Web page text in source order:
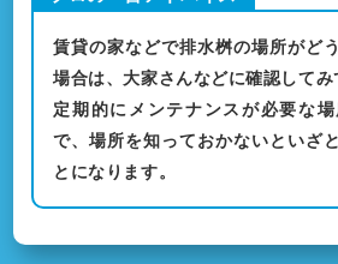
賃貸の家などで排水桝の場所がど
場合は、大家さんなどに確認してみ
定期的にメンテナンスが必要な
で、場所を知っておかないといざ
とになります。